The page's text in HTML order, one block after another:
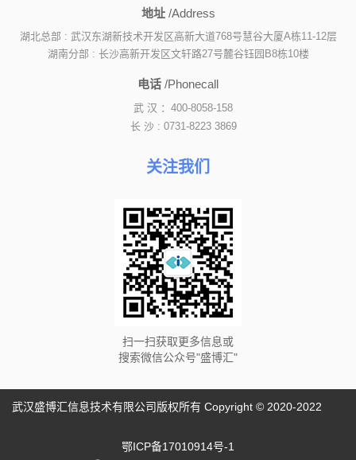
地址 /Address
湖北总部 : 武汉东湖新技术开发区高新大道768号慧谷大厦A栋11-12层
湖南分部 : 长沙高新开发区文轩路27号麓谷钰园B8栋10楼
电话 /Phonecall
武 汉 ：400-8058-158
长 沙 : 0731-8223 3869
关注我们
扫一扫获取更多信息或
搜索微信公众号"盛博汇"
武汉盛博汇信息技术有限公司版权所有 Copyright © 2020-2022
鄂ICP备17010914号-1